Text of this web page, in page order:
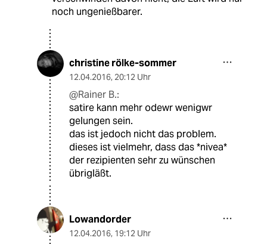
noch ungenießbarer.
christine rölke-sommer
12.04.2016, 20:12 Uhr
@Rainer B.:
satire kann mehr odewr wenigwr
gelungen sein.
das ist jedoch nicht das problem.
dieses ist vielmehr, dass das *nivea*
der rezipienten sehr zu wünschen
übrigläßt.
Lowandorder
12.04.2016, 19:12 Uhr